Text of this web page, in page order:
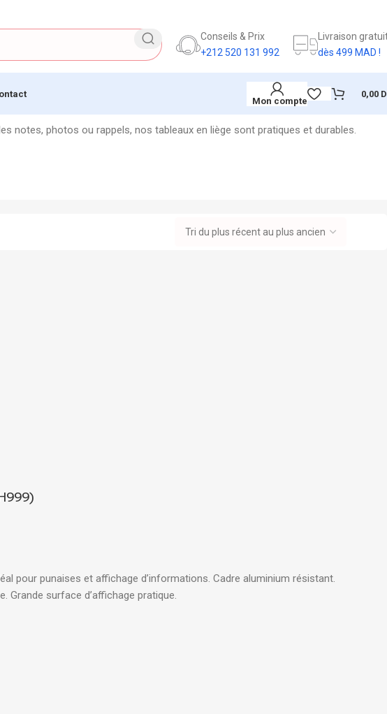
Conseils & Prix
+212 520 131 992
Livraison
dès 499 MAD !
Mon compte
0,00
notes, photos ou rappels, nos tableaux en liège sont pratiques et durables.
pour punaises et affichage d’informations. Cadre aluminium résistant.
Grande surface d’affichage pratique.